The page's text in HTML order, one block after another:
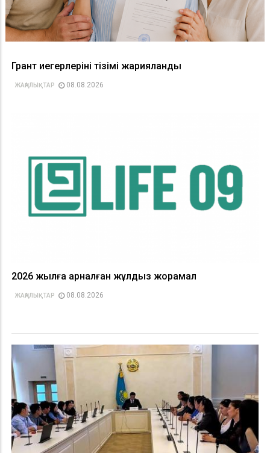
Грант иегерлерінің тізімі жарияланды
ЖАҢАЛЫҚТАР 08.08.2026
2026 жылға арналған жұлдыз жорамал
ЖАҢАЛЫҚТАР 08.08.2026